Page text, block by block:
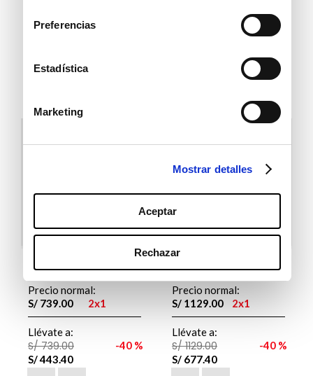
Preferencias
Estadística
Marketing
Mostrar detalles
Aceptar
Rechazar
S/ 999.00 40 %
Bruno Ferrini
Precio normal:
S/ 739.00 2x1
Llévate a:
S/ 739.00
S/443.40
40 %
Precio normal:
S/ 1129.00 2x1
Llévate a:
S/ 1129.00
S/ 677.40
40 %